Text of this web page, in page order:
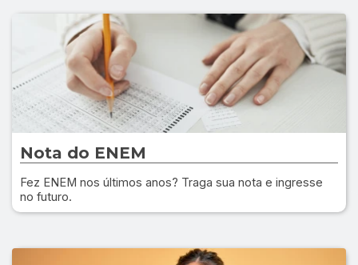
Nota do ENEM
Fez ENEM nos últimos anos? Traga sua nota e ingresse
no futuro.